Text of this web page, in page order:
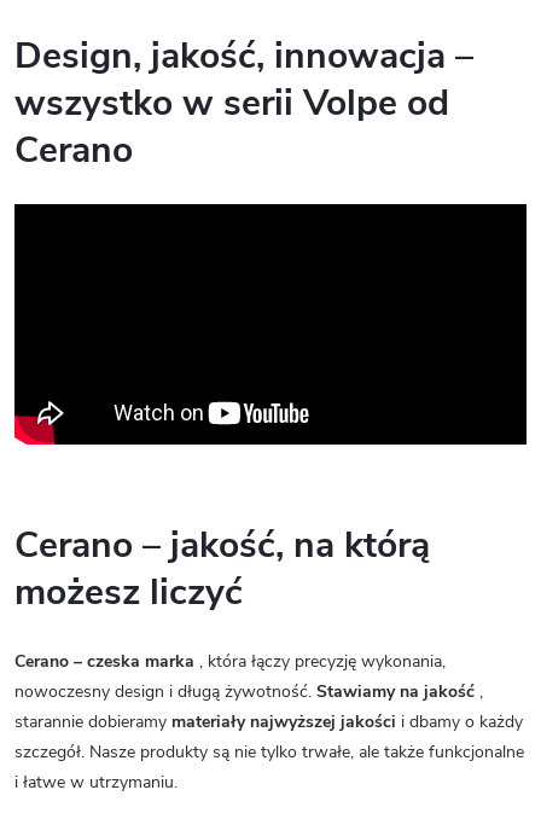
Design, jakość, innowacja –
wszystko w serii Volpe od
Cerano
Cerano – jakość, na którą
możesz liczyć
Cerano – czeska marka , która łączy precyzję wykonania,
nowoczesny design i długą żywotność. Stawiamy na jakość ,
starannie dobieramy materiały najwyższej jakości i dbamy o każdy
szczegół. Nasze produkty są nie tylko trwałe, ale także funkcjonalne
i łatwe w utrzymaniu.